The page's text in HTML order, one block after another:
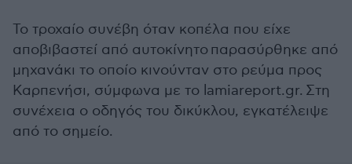
Το τροχαίο συνέβη όταν κοπέλα που είχε
αποβιβαστεί από αυτοκίνητο παρασύρθηκε από
μηχανάκι το οποίο κινούνταν στο ρεύμα προς
Καρπενήσι, σύμφωνα με το lamiareport.gr. Στη
συνέχεια ο οδηγός του δικύκλου, εγκατέλειψε
από το σημείο.